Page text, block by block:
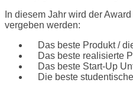
In diesem Jahr wird der
vergeben werden:
Das beste Produkt /
Das beste realisierte
Das beste Start-Up
Die beste